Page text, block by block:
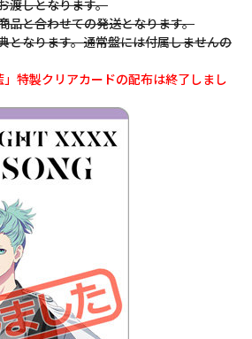
渡しとなります。
品と合わせての発送となります。
なります。通常盤には付属しませんの
特製クリアカードの配布は終了しまし